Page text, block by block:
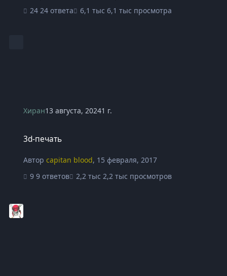
24 ответа
6,1 тыс просмотра
Хиран13 августа, 20241 г.
3d-печать
Авторcapitan blood, 15 февраля, 2017
9 ответов
2,2 тыс просмотров